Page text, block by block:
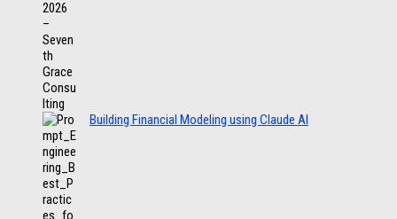
Building Financial Modeling using Claude AI